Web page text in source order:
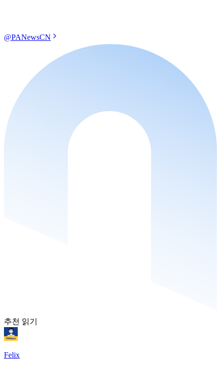
@PANewsCN
추천 읽기
Felix